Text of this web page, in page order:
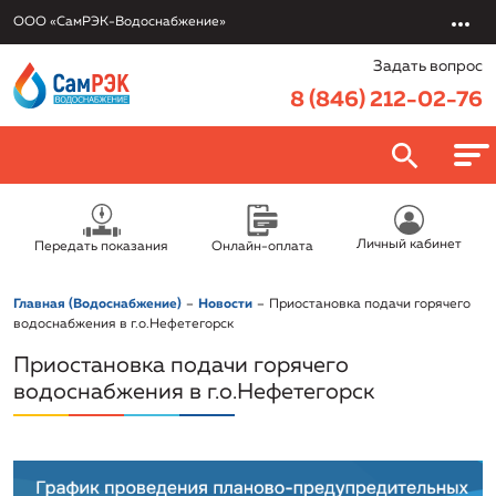
ООО «СамРЭК-Водоснабжение»
Задать вопрос
8 (846) 212-02-76
О компании
Руководство
Раскрытие информации
Противодействие коррупции
Политика в отношении обработки персональных данных
Онлайн-оплата
Передать показания
Заключить договор онлайн
Услуги
Обслуживание и эксплуатация объектов
Вакансии
Передать показания Онлайн-оплата Личный кабинет
Главная (Водоснабжение) Новости
Приостановка подачи горячего
водоснабжения в г.о.Нефетегорск
Приостановка подачи горячего
водоснабжения в г.о.Нефетегорск